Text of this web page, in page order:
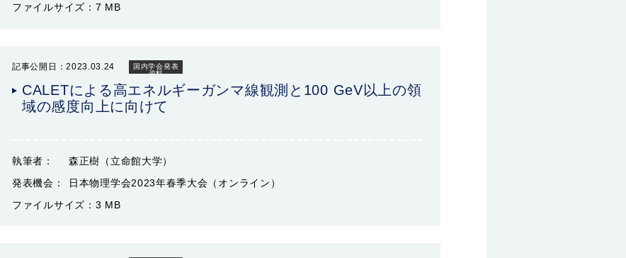
ファイルサイズ： 7 MB
記事公開日：2023.03.24
国内学会発表
資料
CALETによる高エネルギーガンマ線観測と100 GeV以上の領
域の感度向上に向けて
執筆者：
森正樹（立命館大学）
発表機会：
日本物理学会2023年春季大会（オンライン）
ファイルサイズ： 3 MB